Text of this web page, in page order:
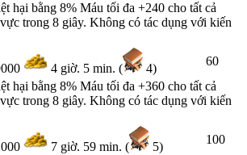
hại bằng 8% Máu tối đa +240 cho tất cả
trong 8 giây. Không có tác dụng với kiến
4 giờ. 5 min. ( 4)
60
hại bằng 8% Máu tối đa +360 cho tất cả
trong 8 giây. Không có tác dụng với kiến
7 giờ. 59 min. ( 5)
100